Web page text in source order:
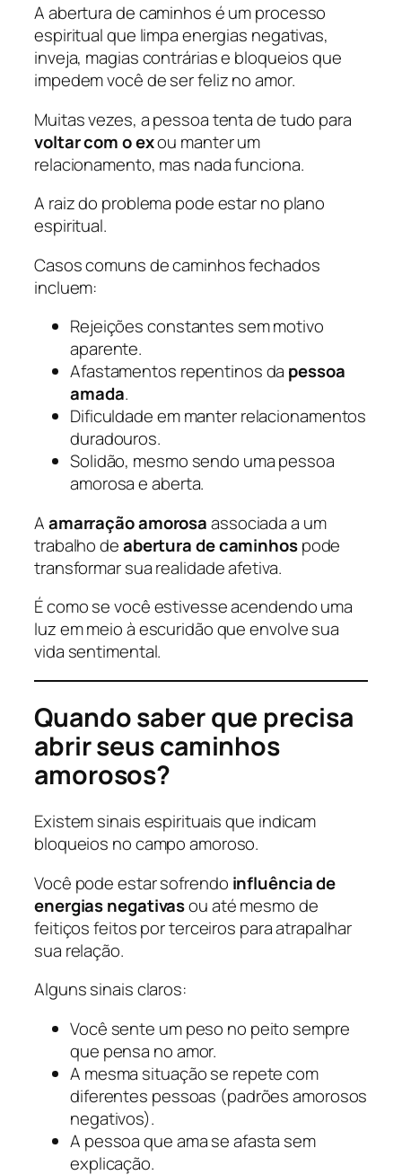
A abertura de caminhos é um processo
espiritual que limpa energias negativas,
inveja, magias contrárias e bloqueios que
impedem você de ser feliz no amor.
Muitas vezes, a pessoa tenta de tudo para
voltar com o exou manter um
relacionamento, mas nada funciona.
A raiz do problema pode estar no plano
espiritual.
Casos comuns de caminhos fechados
incluem:
Rejeições constantes sem motivo
aparente.
Afastamentos repentinos da pessoa
amada.
Dificuldade em manter relacionamentos
duradouros.
Solidão, mesmo sendo uma pessoa
amorosa e aberta.
Aamarração amorosaassociada a um
trabalho deabertura de caminhospode
transformar sua realidade afetiva.
É como se você estivesse acendendo uma
luz em meio à escuridão que envolve sua
vida sentimental.
Quando saber que precisa
abrir seus caminhos
amorosos?
Existem sinais espirituais que indicam
bloqueios no campo amoroso.
Você pode estar sofrendo influência de
energias negativasou até mesmo de
feitiços feitos por terceiros para atrapalhar
sua relação.
Alguns sinais claros:
Você sente um peso no peito sempre
que pensa no amor.
A mesma situação se repete com
diferentes pessoas (padrões amorosos
negativos).
A pessoa que ama se afasta sem
explicação.